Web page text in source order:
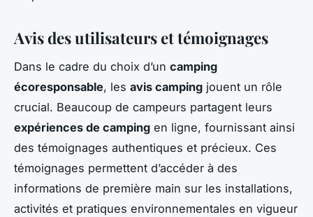
Avis des utilisateurs et témoignages
Dans le cadre du choix d’un camping
écoresponsable, les avis camping jouent un rôle
crucial. Beaucoup de campeurs partagent leurs
expériences de camping en ligne, fournissant ainsi
des témoignages authentiques et précieux. Ces
témoignages permettent d’accéder à des
informations de première main sur les installations,
activités et pratiques environnementales en vigueur